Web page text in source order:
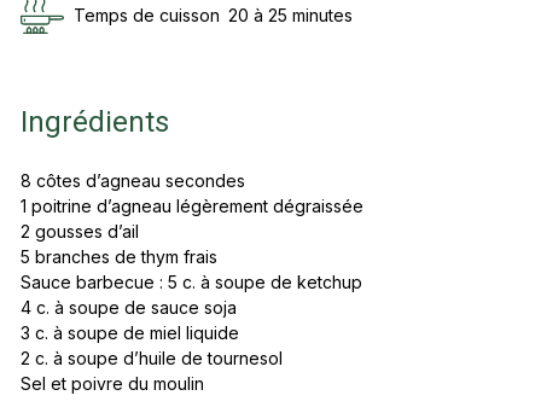
Temps de cuisson 20 à 25 minutes
Ingrédients
8 côtes d’agneau secondes
1 poitrine d’agneau légèrement dégraissée
2 gousses d’ail
5 branches de thym frais
Sauce barbecue : 5 c. à soupe de ketchup
4 c. à soupe de sauce soja
3 c. à soupe de miel liquide
2 c. à soupe d’huile de tournesol
Sel et poivre du moulin